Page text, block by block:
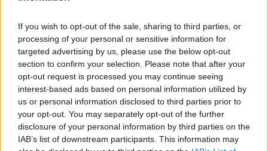
If you wish to opt-out of the sale, sharing to third parties, or
processing of your personal or sensitive information for
targeted advertising by us, please use the below opt-out
section to confirm your selection. Please note that after your
opt-out request is processed you may continue seeing
interest-based ads based on personal information utilized by
us or personal information disclosed to third parties prior to
your opt-out. You may separately opt-out of the further
disclosure of your personal information by third parties on the
IAB’s list of downstream participants. This information may
CALENZANO —Sono vuoti e sigillati i serbatoi del deposito Eni di
Calenzano teatro, il 9 Dicembre 2024, dell'esplosione che costò la
vita a 5 persone provocando 27 feriti e ingenti danni materiali. Con
la conclusione delle operazioni e la cessazione di ogni attività di
stoccaggio, il sito esce dalla Direttiva Seveso cui era assoggettato
come impianto a rischio di incidente rilevante.
Le operazioni erano iniziate il 7 Aprile scorso col retropompaggio
dei prodotti petroliferi verso la raffineria di Livorno tramite